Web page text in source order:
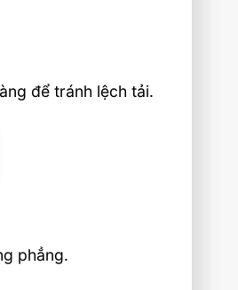
để tránh lệch tải.
phẳng.